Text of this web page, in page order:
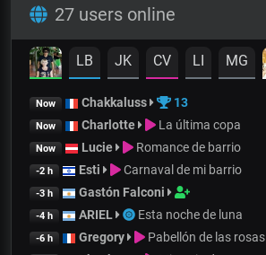
27 users online
LB JK CV LI MG
Now Chakkaluss 13
Now Charlotte La última copa
Now Lucie Romance de barrio
-2 h Esti Carnaval de mi barrio
-3 h Gastón Falconi
-4 h ARIEL Esta noche de luna
-6 h Gregory Pabellón de las rosas